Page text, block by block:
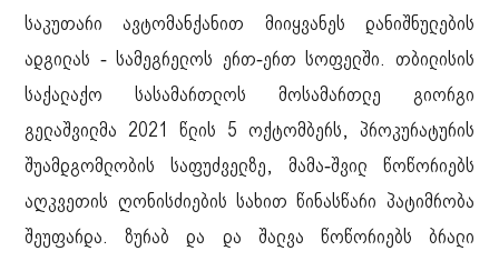
საკუთარი ავტომანქანით მიიყვანეს დანიშნულების
ადგილას - სამეგრელოს ერთ-ერთ სოფელში. თბილისის
საქალაქო სასამართლოს მოსამართლე გიორგი
გელაშვილმა 2021 წლის 5 ოქტომბერს, პროკურატურის
შუამდგომლობის საფუძველზე, მამა-შვილ წოწორიებს
აღკვეთის ღონისძიების სახით წინასწარი პატიმრობა
შეუფარდა. ზურაბ და და შალვა წოწორიებს ბრალი